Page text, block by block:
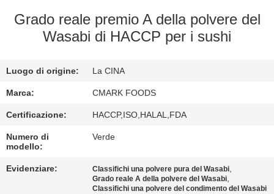
FABBRICA
DELLA
QUALITÀ
CONTATTACI
NOTIZIE
Grado reale premio A della polvere del
Wasabi di HACCP per i sushi
Luogo di origine: La CINA
Marca: CMARK FOODS
Certificazione: HACCP,ISO,HALAL,FDA
Numero di
modello:
Verde
Evidenziare: Classifichi una polvere pura del Wasabi,
Grado reale A della polvere del Wasabi,
Classifichi una polvere del condimento del Wasabi